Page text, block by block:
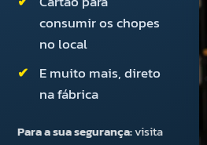
consumir os chopes
no local
E muito mais, direto
na fábrica
Para a sua segurança:visita